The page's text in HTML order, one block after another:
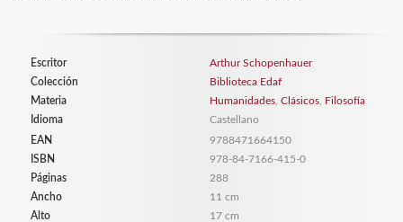
Escritor
Arthur Schopenhauer
Colección
Biblioteca Edaf
Materia
Humanidades, Clásicos, Filosofía
Idioma
Castellano
EAN
9788471664150
ISBN
978-84-7166-415-0
Páginas
288
Ancho
11 cm
Alto
17 cm